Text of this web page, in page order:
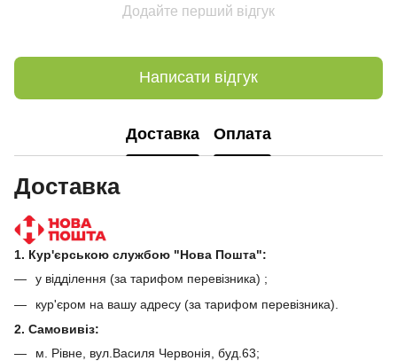
Додайте перший відгук
Написати відгук
Доставка Оплата
Доставка
1. Кур'єрською службою "Нова Пошта":
у відділення (за тарифом перевізника) ;
кур'єром на вашу адресу (за тарифом перевізника).
2. Самовивіз:
м. Рівне, вул.Василя Червонія, буд.63;